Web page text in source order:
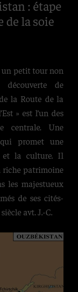
: étape
de la soie
un petit tour non
de
la Route de la
» est l’un des
centrale. Une
promet une
et la culture. Il
riche patrimoine
les majestueux
de ses cités-
avt. J.-C.